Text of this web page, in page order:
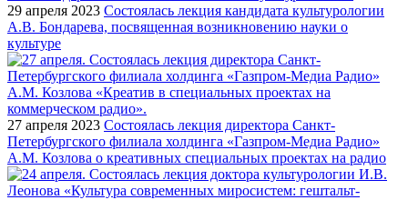
29 апреля 2023 Состоялась лекция кандидата культурологии
А.В. Бондарева, посвященная возникновению науки о
культуре
27 апреля 2023 Состоялась лекция директора Санкт-
Петербургского филиала холдинга «Газпром-Медиа Радио»
А.М. Козлова о креативных специальных проектах на радио